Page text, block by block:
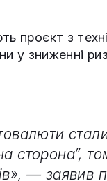
проєкт з
у зниженні
сторона”,
— заявив